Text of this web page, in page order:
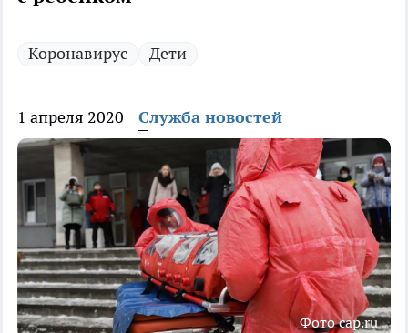
Коронавирус Дети
1 апреля 2020 Служба новостей
Фото cap.ru